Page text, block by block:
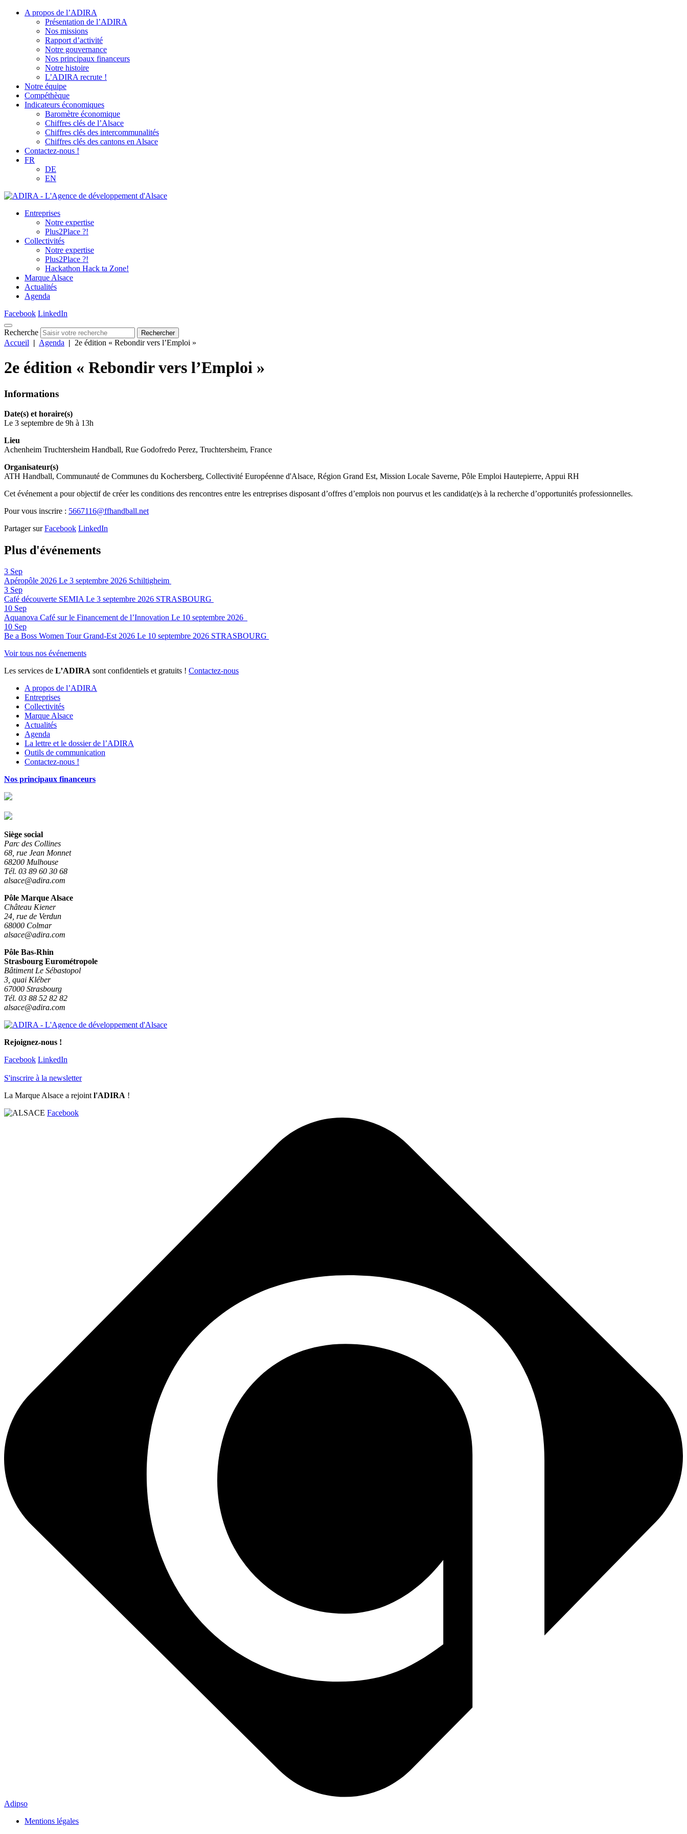
A propos de l’ADIRA
Présentation de l’ADIRA
Nos missions
Rapport d’activité
Notre gouvernance
Nos principaux financeurs
Notre histoire
L’ADIRA recrute !
Notre équipe
Compéthèque
Indicateurs économiques
Baromètre économique
Chiffres clés de l’Alsace
Chiffres clés des intercommunalités
Chiffres clés des cantons en Alsace
Contactez-nous !
FR
DE
EN
Entreprises
Notre expertise
Plus2Place ?!
Collectivités
Notre expertise
Plus2Place ?!
Hackathon Hack ta Zone!
Marque Alsace
Actualités
Agenda
Facebook LinkedIn
Recherche Rechercher
Accueil | Agenda | 2e édition « Rebondir vers l’Emploi »
2e édition « Rebondir vers l’Emploi »
Informations
Date(s) et horaire(s)
Le 3 septembre de 9h à 13h
Lieu
Achenheim Truchtersheim Handball, Rue Godofredo Perez, Truchtersheim, France
Organisateur(s)
ATH Handball, Communauté de Communes du Kochersberg, Collectivité Européenne d'Alsace, Région Grand Est, Mission Locale Saverne, Pôle Emploi Hautepierre, Appui RH
Cet événement a pour objectif de créer les conditions des rencontres entre les entreprises disposant d’offres d’emplois non pourvus et les candidat(e)s à la recherche d’opportunités professionnelles.
Pour vous inscrire : 5667116@ffhandball.net
Partager sur Facebook LinkedIn
Plus d'événements
3 Sep
Apéropôle 2026 Le 3 septembre 2026 Schiltigheim
3 Sep
Café découverte SEMIALe 3 septembre 2026 STRASBOURG
10 Sep
Aquanova Café sur le Financement de l’Innovation Le 10 septembre 2026
10 Sep
Be a Boss Women Tour Grand-Est 2026 Le 10 septembre 2026 STRASBOURG
Voir tous nos événements
Les services de L’ADIRA sont confidentiels et gratuits ! Contactez-nous
A propos de l’ADIRA
Entreprises
Collectivités
Marque Alsace
Actualités
Agenda
La lettre et le dossier de l’ADIRA
Outils de communication
Contactez-nous !
Nos principaux financeurs
Siège social
Parc des Collines
68, rue Jean Monnet
68200 Mulhouse
Tél. 03 89 60 30 68
alsace@adira.com
Pôle Marque Alsace
Château Kiener
24, rue de Verdun
68000 Colmar
alsace@adira.com
Pôle Bas-Rhin
Strasbourg Eurométropole
Bâtiment Le Sébastopol
3, quai Kléber
67000 Strasbourg
Tél. 03 88 52 82 82
alsace@adira.com
Rejoignez-nous !
Facebook LinkedIn
S'inscrire à la newsletter
La Marque Alsace a rejointl'ADIRA !
Facebook
Adipso
Mentions légales